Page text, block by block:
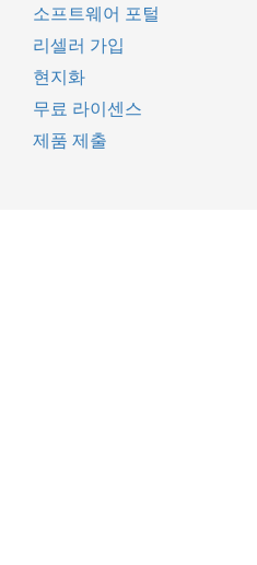
소프트웨어 포털
리셀러 가입
현지화
무료 라이센스
제품 제출